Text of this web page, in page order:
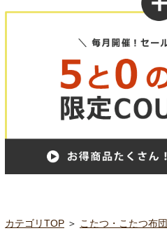
カテゴリTOP ＞ こたつ・こたつ布団